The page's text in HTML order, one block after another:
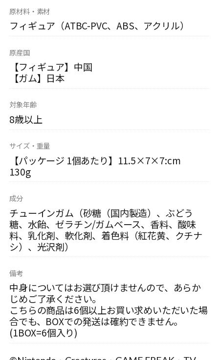
原材料・素材
フィギュア（ATBC-PVC、ABS、アクリル）
原産国
【フィギュア】中国
【ガム】日本
対象年齢
8歳以上
サイズ・重量
【パッケージ 1個あたり】11.5×7×7:cm
130g
成分
チューインガム（砂糖（国内製造）、ぶどう
糖、水飴、ゼラチン/ガムベース、香料、酸味
料、乳化剤、軟化剤、着色料（紅花黄、クチナ
シ）、光沢剤）
備考
中身についてはお選び頂けませんので、あらか
じめご了承ください。
こちらの商品は6個以上お買い求めいただいた場
合でも、BOXでの発送は確約できません。
(1BOX=6個入り)